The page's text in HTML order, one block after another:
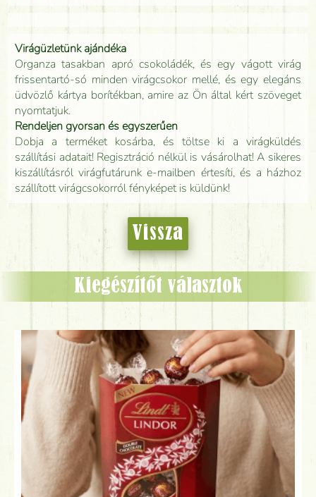
Virágüzletünk ajándéka
Organza tasakban apró csokoládék, és egy vágott virág
frissentartó-só minden virágcsokor mellé, és egy elegáns
üdvözlő kártya borítékban, amire az Ön által kért szöveget
nyomtatjuk.
Rendeljen gyorsan és egyszerűen
Dobja a terméket kosárba, és töltse ki a virágküldés
szállítási adatait! Regisztráció nélkül is vásárolhat! A sikeres
kiszállításról virágfutárunk e-mailben értesíti, és a házhoz
szállított virágcsokorról fényképet is küldünk!
Vissza
Kiegészítőt választok